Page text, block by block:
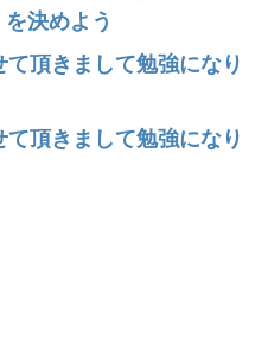
決めよう
頂きまして勉強になり
頂きまして勉強になり